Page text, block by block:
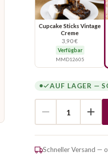
Cupcake Sticks Vintage
Creme
3,90 €
Verfügbar
MMD12605
AUF LAGER —
Schneller Versand —